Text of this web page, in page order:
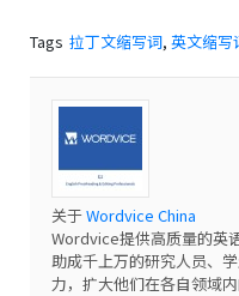
Tags 拉丁文缩写词, 英文缩写
关于Wordvice China
Wordvice提供高质量的英
助成千上万的研究人员、
力，扩大他们在各自领域内